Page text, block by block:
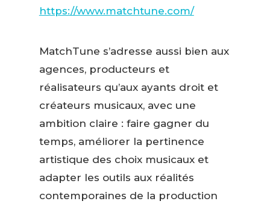
https://www.matchtune.com/
MatchTune s’adresse aussi bien aux
agences, producteurs et
réalisateurs qu’aux ayants droit et
créateurs musicaux, avec une
ambition claire : faire gagner du
temps, améliorer la pertinence
artistique des choix musicaux et
adapter les outils aux réalités
contemporaines de la production